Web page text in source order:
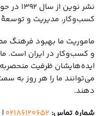
نشر
کسب‌وکار، مدیریت و توسعهٔ
ماموریت ما بهبود فرهنگ
و کسب‌وکار در ایران است.
ایده‌هایشان ظرفیت
می‌توانند ما را هر روز به
دهند.
شماره تماس: ۰۲۱۸۶۱۲۰۶۵۲ |